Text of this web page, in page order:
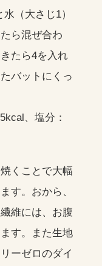
（大さじ1）
ら混ぜ合わ
たら4を入れ
バットにくっ
、塩分：
くことで大幅
す。おから、
維には、お腹
す。また生地
ーゼロのダイ